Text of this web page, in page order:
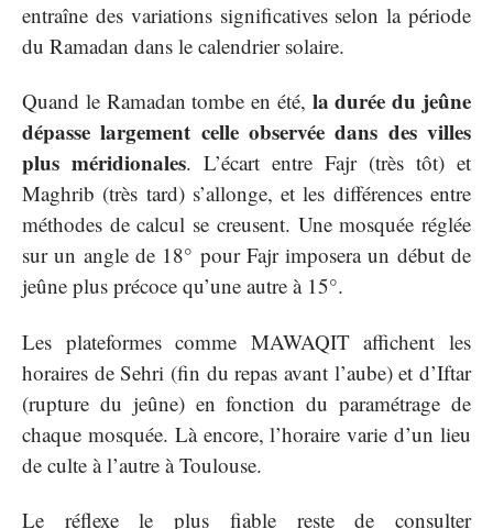
entraîne des variations significatives selon la période
du Ramadan dans le calendrier solaire.
Quand le Ramadan tombe en été, la durée du jeûne
dépasse largement celle observée dans des villes
plus méridionales. L’écart entre Fajr (très tôt) et
Maghrib (très tard) s’allonge, et les différences entre
méthodes de calcul se creusent. Une mosquée réglée
sur un angle de 18° pour Fajr imposera un début de
jeûne plus précoce qu’une autre à 15°.
Les plateformes comme MAWAQIT affichent les
horaires de Sehri (fin du repas avant l’aube) et d’Iftar
(rupture du jeûne) en fonction du paramétrage de
chaque mosquée. Là encore, l’horaire varie d’un lieu
de culte à l’autre à Toulouse.
Le réflexe le plus fiable reste de consulter